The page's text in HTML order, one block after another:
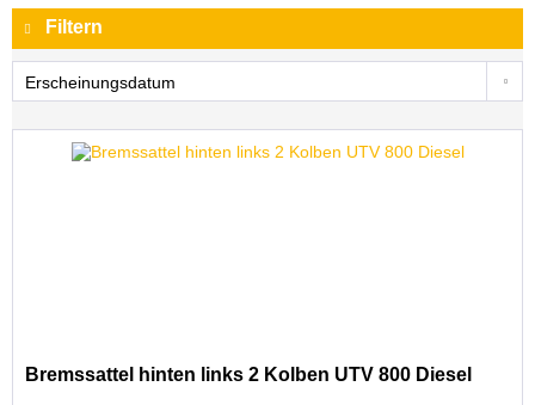
Filtern
Bremssattel hinten links 2 Kolben UTV 800 Diesel